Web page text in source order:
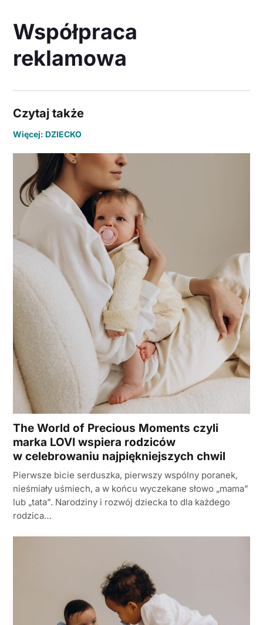
Współpraca
reklamowa
Czytaj także
Więcej: DZIECKO
The World of Precious Moments czyli
marka LOVI wspiera rodziców
w celebrowaniu najpiękniejszych chwil
Pierwsze bicie serduszka, pierwszy wspólny poranek,
nieśmiały uśmiech, a w końcu wyczekane słowo „mama”
lub „tata”. Narodziny i rozwój dziecka to dla każdego
rodzica…